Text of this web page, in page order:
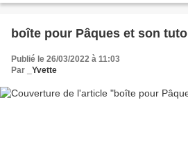
boîte pour Pâques et son tuto
Publié le 26/03/2022 à 11:03
Par
_Yvette